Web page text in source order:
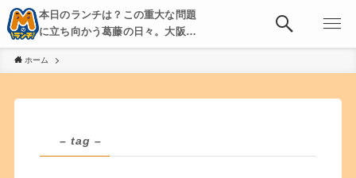
本日のランチは？この重大な問題
に立ち向かう葛藤の日々。大阪・
京都・神戸を中心とした食べ歩
き、飲み歩きを綴る。
ホーム
– tag –